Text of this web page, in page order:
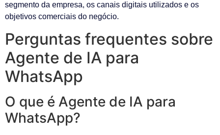
segmento da empresa, os canais digitais utilizados e os
objetivos comerciais do negócio.
Perguntas frequentes sobre
Agente de IA para
WhatsApp
O que é Agente de IA para
WhatsApp?